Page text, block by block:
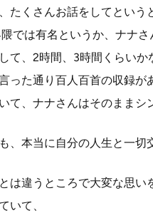
たくさんお話をしてとい
では有名というか、ナナさ
て、2時間、3時間くらいか
った通り百人百首の収録が
て、ナナさんはそのまま
、本当に自分の人生と一
は違うところで大変な思
いて、